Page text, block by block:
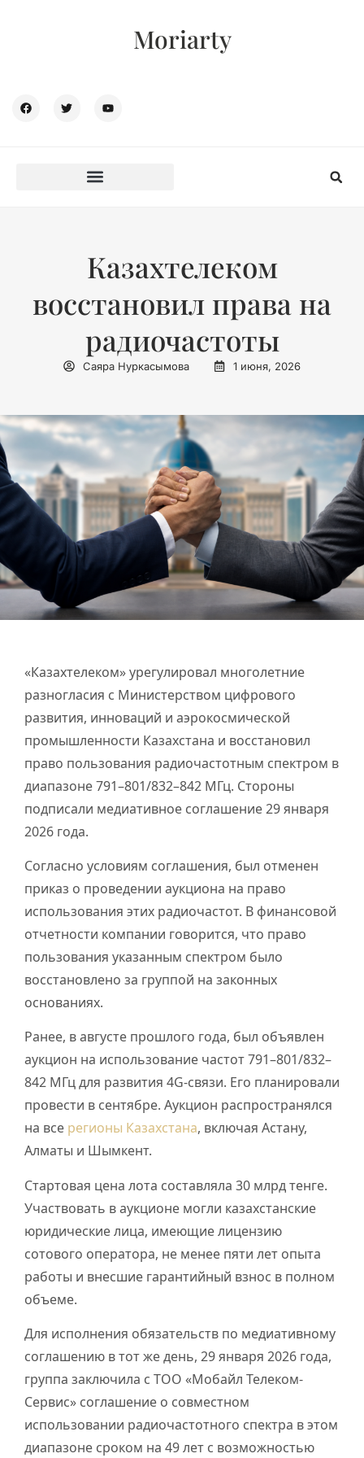
Moriarty
Казахтелеком
восстановил права на
радиочастоты
Саяра Нуркасымова 1 июня, 2026
«Казахтелеком» урегулировал многолетние
разногласия с Министерством цифрового
развития, инноваций и аэрокосмической
промышленности Казахстана и восстановил
право пользования радиочастотным спектром в
диапазоне 791–801/832–842 МГц. Стороны
подписали медиативное соглашение 29 января
2026 года.
Согласно условиям соглашения, был отменен
приказ о проведении аукциона на право
использования этих радиочастот. В финансовой
отчетности компании говорится, что право
пользования указанным спектром было
восстановлено за группой на законных
основаниях.
Ранее, в августе прошлого года, был объявлен
аукцион на использование частот 791–801/832–
842 МГц для развития 4G-связи. Его планировали
провести в сентябре. Аукцион распространялся
на все регионы Казахстана, включая Астану,
Алматы и Шымкент.
Стартовая цена лота составляла 30 млрд тенге.
Участвовать в аукционе могли казахстанские
юридические лица, имеющие лицензию
сотового оператора, не менее пяти лет опыта
работы и внесшие гарантийный взнос в полном
объеме.
Для исполнения обязательств по медиативному
соглашению в тот же день, 29 января 2026 года,
группа заключила с ТОО «Мобайл Телеком-
Сервис» соглашение о совместном
использовании радиочастотного спектра в этом
диапазоне сроком на 49 лет с возможностью